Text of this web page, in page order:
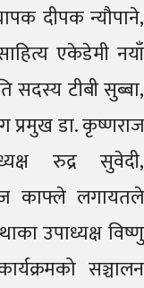
दीपक न्यौपाने,
एकेडेमी नयाँ
सदस्य टीबी सुब्बा,
प्रमुख डा. कृष्णराज
रुद्र सुवेदी,
काफ्ले लगायतले
उपाध्यक्ष विष्णु
सञ्चालन